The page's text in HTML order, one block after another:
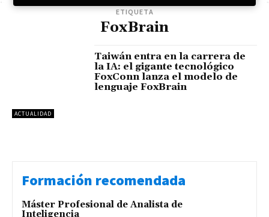
ETIQUETA
FoxBrain
ACTUALIDAD
Taiwán entra en la carrera de
la IA: el gigante tecnológico
FoxConn lanza el modelo de
lenguaje FoxBrain
Formación recomendada
Máster Profesional de Analista de
Inteligencia